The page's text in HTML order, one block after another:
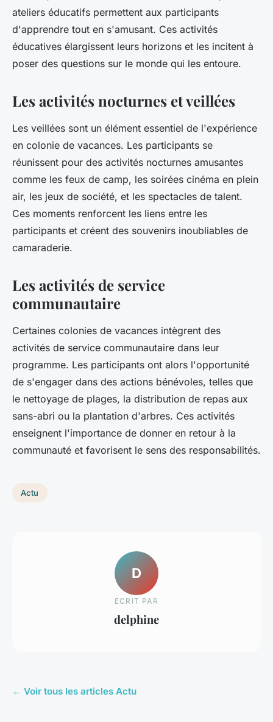
ateliers éducatifs permettent aux participants
d'apprendre tout en s'amusant. Ces activités
éducatives élargissent leurs horizons et les incitent à
poser des questions sur le monde qui les entoure.
Les activités nocturnes et veillées
Les veillées sont un élément essentiel de l'expérience
en colonie de vacances. Les participants se
réunissent pour des activités nocturnes amusantes
comme les feux de camp, les soirées cinéma en plein
air, les jeux de société, et les spectacles de talent.
Ces moments renforcent les liens entre les
participants et créent des souvenirs inoubliables de
camaraderie.
Les activités de service
communautaire
Certaines colonies de vacances intègrent des
activités de service communautaire dans leur
programme. Les participants ont alors l'opportunité
de s'engager dans des actions bénévoles, telles que
le nettoyage de plages, la distribution de repas aux
sans-abri ou la plantation d'arbres. Ces activités
enseignent l'importance de donner en retour à la
communauté et favorisent le sens des responsabilités.
Actu
D
ECRIT PAR
delphine
← Voir tous les articles Actu